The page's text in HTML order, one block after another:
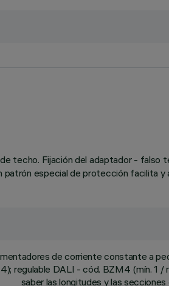
techo. Fijación del adaptador -
especial de protección facilita y
de corriente constante a
regulable DALI - cód. BZM4 (mín. 1 /
saber las longitudes y las